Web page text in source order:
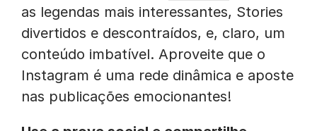
as legendas mais interessantes, Stories
divertidos e descontraídos, e, claro, um
conteúdo imbatível. Aproveite que o
Instagram é uma rede dinâmica e aposte
nas publicações emocionantes!